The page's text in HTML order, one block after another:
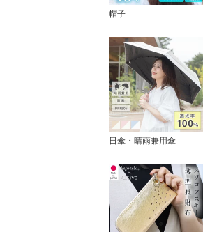
帽子
日傘・晴雨兼用傘